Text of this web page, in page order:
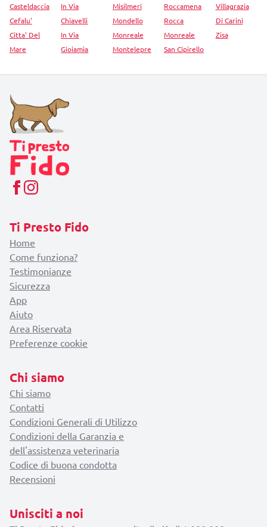
Casteldaccia
Cefalu'
Citta' Del
Mare
In Via
Chiavelli
In Via
Gioiamia
Misilmeri
Mondello
Monreale
Montelepre
Roccamena
Rocca
Monreale
San Cipirello
Villagrazia
Di Carini
Zisa
Ti Presto Fido
Home
Come funziona?
Testimonianze
Sicurezza
App
Aiuto
Area Riservata
Preferenze cookie
Chi siamo
Chi siamo
Contatti
Condizioni Generali di Utilizzo
Condizioni della Garanzia e
dell'assistenza veterinaria
Codice di buona condotta
Recensioni
Unisciti a noi